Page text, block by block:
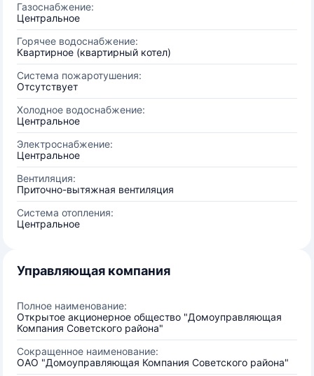
Газоснабжение:
Центральное
Горячее водоснабжение:
Квартирное (квартирный котел)
Система пожаротушения:
Отсутствует
Холодное водоснабжение:
Центральное
Электроснабжение:
Центральное
Вентиляция:
Приточно-вытяжная вентиляция
Система отопления:
Центральное
Управляющая компания
Полное наименование:
Открытое акционерное общество "Домоуправляющая
Компания Советского района"
Сокращенное наименование:
ОАО "Домоуправляющая Компания Советского района"